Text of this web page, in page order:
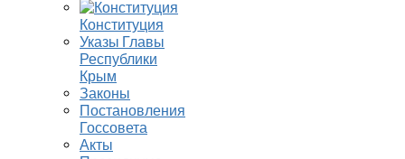
Конституция
Указы Главы
Республики
Крым
Законы
Постановления
Госсовета
Акты